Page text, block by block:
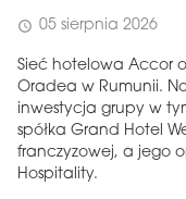
schedule 05 sierpnia 2026
Sieć hotelowa Accor
Oradea w Rumunii.
inwestycja grupy w
spółka Grand Hotel
franczyzowej, a jego
Hospitality.